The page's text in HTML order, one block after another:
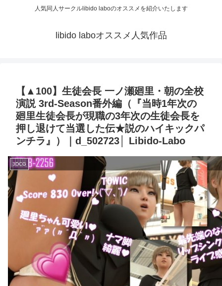
人気同人サークルlibido laboのオススメを紹介いたします
libido laboオススメ人気作品
【▲100】生徒会長 一ノ瀬廻里・朝の全校
演説 3rd-Season番外編（『当時1年次の
廻里生徒会長が現職の3年次の生徒会長を
押し退けて当選した伝★説のハイキックパ
ンチラ』）｜d_502723│ Libido-Labo
3DCG